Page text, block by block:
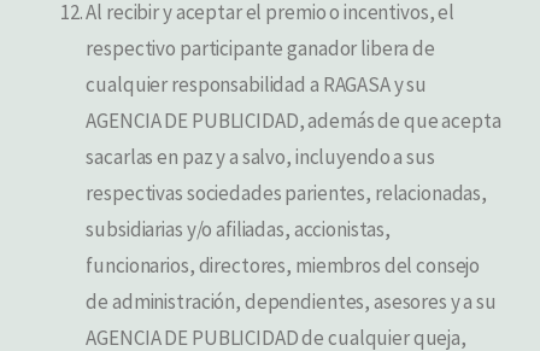
Al recibir y aceptar el premio o incentivos, el
respectivo participante ganador libera de
cualquier responsabilidad a RAGASA y su
AGENCIA DE PUBLICIDAD, además de que acepta
sacarlas en paz y a salvo, incluyendo a sus
respectivas sociedades parientes, relacionadas,
subsidiarias y/o afiliadas, accionistas,
funcionarios, directores, miembros del consejo
de administración, dependientes, asesores y a su
AGENCIA DE PUBLICIDAD de cualquier queja,